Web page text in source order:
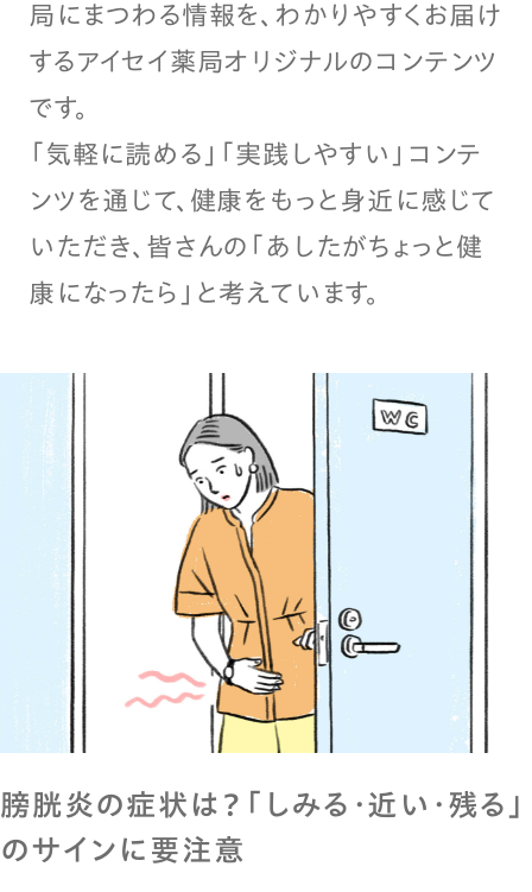
局にまつわる情報を、わかりやすくお届け
するアイセイ薬局オリジナルのコンテンツ
です。
「気軽に読める」「実践しやすい」コンテ
ンツを通じて、健康をもっと身近に感じて
いただき、皆さんの「あしたがちょっと健
康になったら」と考えています。
膀胱炎の症状は？「しみる・近い・残る」
のサインに要注意